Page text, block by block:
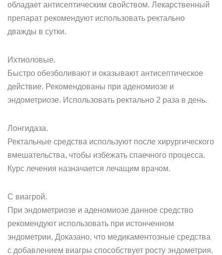
обладает антисептическим свойством. Лекарственный
препарат рекомендуют использовать ректально
дважды в сутки.
Ихтиоловые.
Быстро обезболивают и оказывают антисептическое
действие. Рекомендованы при аденомиозе и
эндометриозе. Использовать ректально 2 раза в день.
Лонгидаза.
Ректальные средства используют после хирургического
вмешательства, чтобы избежать спаечного процесса.
Курс лечения назначается лечащим врачом.
С виагрой.
При эндометриозе и аденомиозе данное средство
рекомендуют использовать при истонченном
эндометрии. Доказано, что медикаментозные средства
с добавлением виагры способствует росту эндометрия.